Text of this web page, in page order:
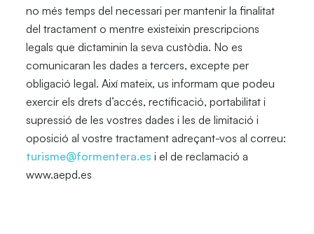
no més temps del necessari per mantenir la finalitat
del tractament o mentre existeixin prescripcions
legals que dictaminin la seva custòdia. No es
comunicaran les dades a tercers, excepte per
obligació legal. Així mateix, us informam que podeu
exercir els drets d’accés, rectificació, portabilitat i
supressió de les vostres dades i les de limitació i
oposició al vostre tractament adreçant-vos al correu:
turisme@formentera.es i el de reclamació a
www.aepd.es